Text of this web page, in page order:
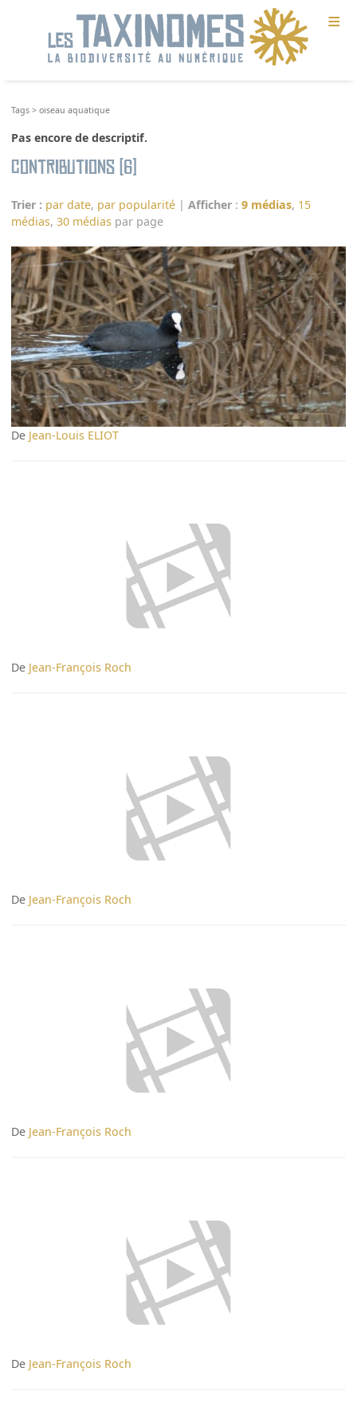
≡
Tags >oiseau aquatique
Pas encore de descriptif.
Contributions (6)
Trier : par date, par popularité |Afficher :9 médias, 15
médias,30 médias par page
De Jean-Louis ELIOT
De Jean-François Roch
De Jean-François Roch
De Jean-François Roch
De Jean-François Roch